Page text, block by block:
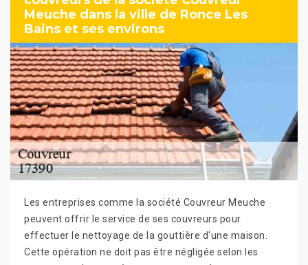
Meuche dans la ville de Ronce Les
Bains et ses environs
Les entreprises comme la société Couvreur Meuche
peuvent offrir le service de ses couvreurs pour
effectuer le nettoyage de la gouttière d'une maison.
Cette opération ne doit pas être négligée selon les